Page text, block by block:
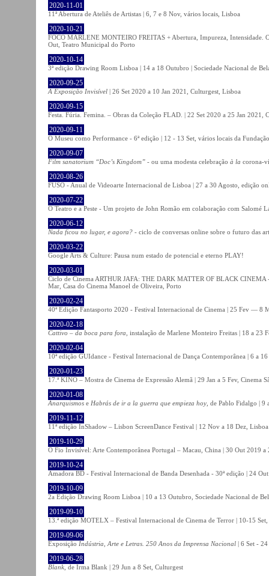
2020-11-01
11ª Abertura de Ateliês de Artistas | 6, 7 e 8 Nov, vários locais, Lisboa
2020-10-21
FOCO MARLENE MONTEIRO FREITAS + Abertura, Impureza, Intensidade.
Out, Teatro Municipal do Porto
2020-10-14
3ª edição Drawing Room Lisboa | 14 a 18 Outubro | Sociedade Nacional de
2020-09-25
A Exposição Invisível | 26 Set 2020 a 10 Jan 2021, Culturgest, Lisboa
2020-09-15
Festa. Fúria. Femina. – Obras da Coleção FLAD. | 22 Set 2020 a 25 Jan
2020-09-11
O Museu como Performance - 6ª edição | 12 - 13 Set, vários locais da
2020-09-07
Film sanatorium “Doc’s Kingdom” - ou uma modesta celebração à la corona-
2020-08-26
FUSO - Anual de Videoarte Internacional de Lisboa | 27 a 30 Agosto, edição
2020-07-22
O Teatro e a Peste - Um projeto de John Romão em colaboração com Salomé
2020-06-12
Nada ficou no lugar, e agora? - ciclo de conversas online sobre o futuro das
2020-03-22
Google Arts & Culture: Pausa num estado de potencial e eterno PLAY!
2020-03-01
Ciclo de Cinema ARTHUR JAFA: THE DARK MATTER OF BLACK
Mar, Casa do Cinema Manoel de Oliveira, Porto
2020-02-24
40ª Edição Fantasporto 2020 - Festival Internacional de Cinema | 25 Fev — 8
2020-02-18
Cattivo – da boca para fora , instalação de Marlene Monteiro Freitas | 18 a
2020-02-04
10ª edição GUIdance - Festival Internacional de Dança Contemporânea | 6 a
2020-01-23
17.ª KINO – Mostra de Cinema de Expressão Alemã | 29 Jan a 5 Fev, Cinema
2020-01-08
Anarquismos e Habrás de ir a la guerra que empieza hoy , de Pablo Fidalgo |
2019-11-12
11ª edição InShadow – Lisbon ScreenDance Festival | 12 Nov a 18 Dez, Lisboa
2019-10-29
O Fio Invisível: Arte Contemporânea Portugal – Macau, China | 30 Out 2019
2019-10-24
Amadora BD - Festival Internacional de Banda Desenhada - 30ª edição | 24
2019-10-09
2a Edição Drawing Room Lisboa | 10 a 13 Outubro, Sociedade Nacional de
2019-09-10
13.ª edição MOTELX – Festival Internacional de Cinema de Terror | 10-15
2019-09-06
Exposição Indústria, Arte e Letras. 250 Anos da Imprensa Nacional | 6 Set -
2019-06-28
Blank , de Irma Blank | 29 Jun a 8 Set, Culturgest